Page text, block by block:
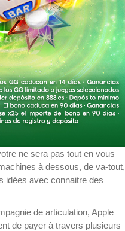
ne sera pas tout en vous
à dessous, de va-tout,
idées avec connaitre des
de articulation, Apple
de payer à travers plusieurs